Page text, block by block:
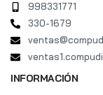
998331771
330-1679
INFORMACIÓN